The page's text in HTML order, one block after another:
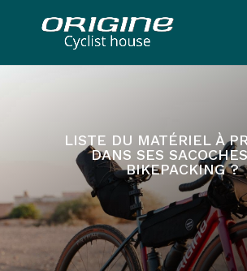
LISTE DU MATÉRIEL À
DANS SES
BIKEPACKING ?